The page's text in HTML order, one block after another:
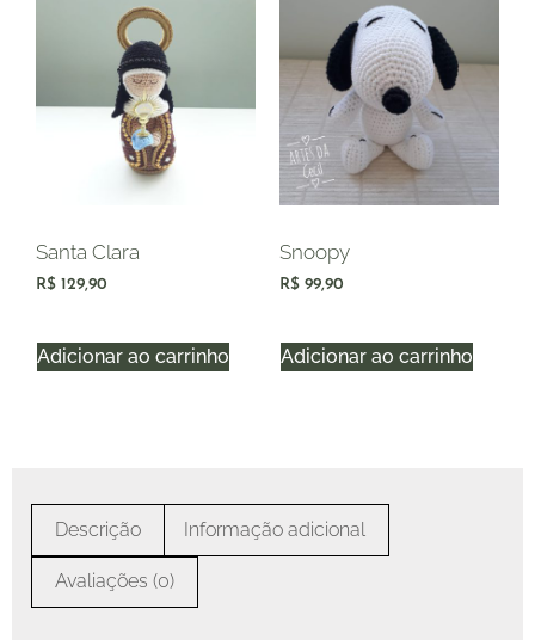
Santa Clara
R$ 129,90
Adicionar ao carrinho
Snoopy
R$ 99,90
Adicionar ao carrinho
Descrição Informação adicional
Avaliações (0)